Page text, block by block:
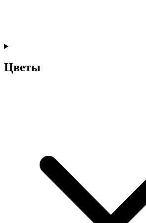
Цветы